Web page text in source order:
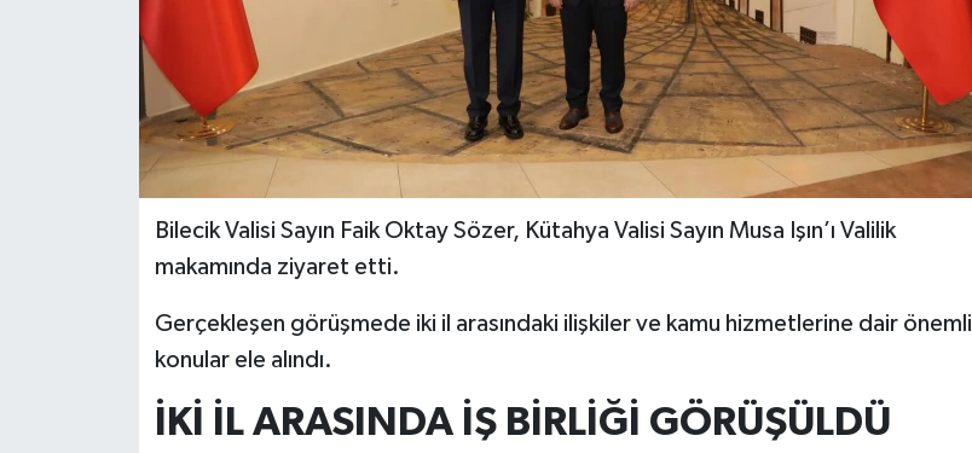
Bilecik Valisi Sayın Faik Oktay Sözer, Kütahya Valisi Sayın Musa Işın’ı Valilik
makamında ziyaret etti.
Gerçekleşen görüşmede iki il arasındaki ilişkiler ve kamu hizmetlerine dair önemli
konular ele alındı.
İKİ İL ARASINDA İŞ BİRLİĞİ GÖRÜŞÜLDÜ